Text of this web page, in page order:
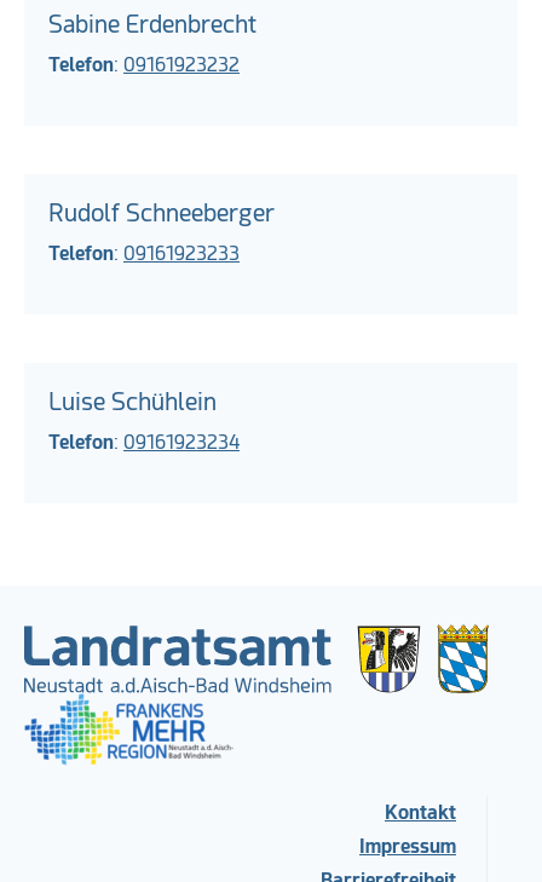
Sabine Erdenbrecht
Telefon: 09161923232
Rudolf Schneeberger
Telefon: 09161923233
Luise Schühlein
Telefon: 09161923234
Kontakt
Impressum